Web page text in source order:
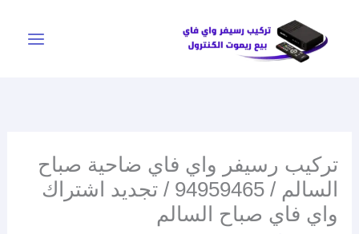
المحتوى
تركيب رسيفر واي فاي ضاحية صباح
السالم / 94959465 / تجديد اشتراك
واي فاي صباح السالم